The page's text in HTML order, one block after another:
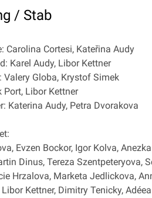
/ Stab
Carolina Cortesi, Kateřina Audy
Karel Audy, Libor Kettner
Valery Globa, Krystof Simek
Port, Libor Kettner
Katerina Audy, Petra Dvorakova
Evzen Bockor, Igor Kolva,
Dinus, Tereza Szentpeteryova,
Hrzalova, Marketa Jedlickova,
Kettner, Dimitry Tenicky,